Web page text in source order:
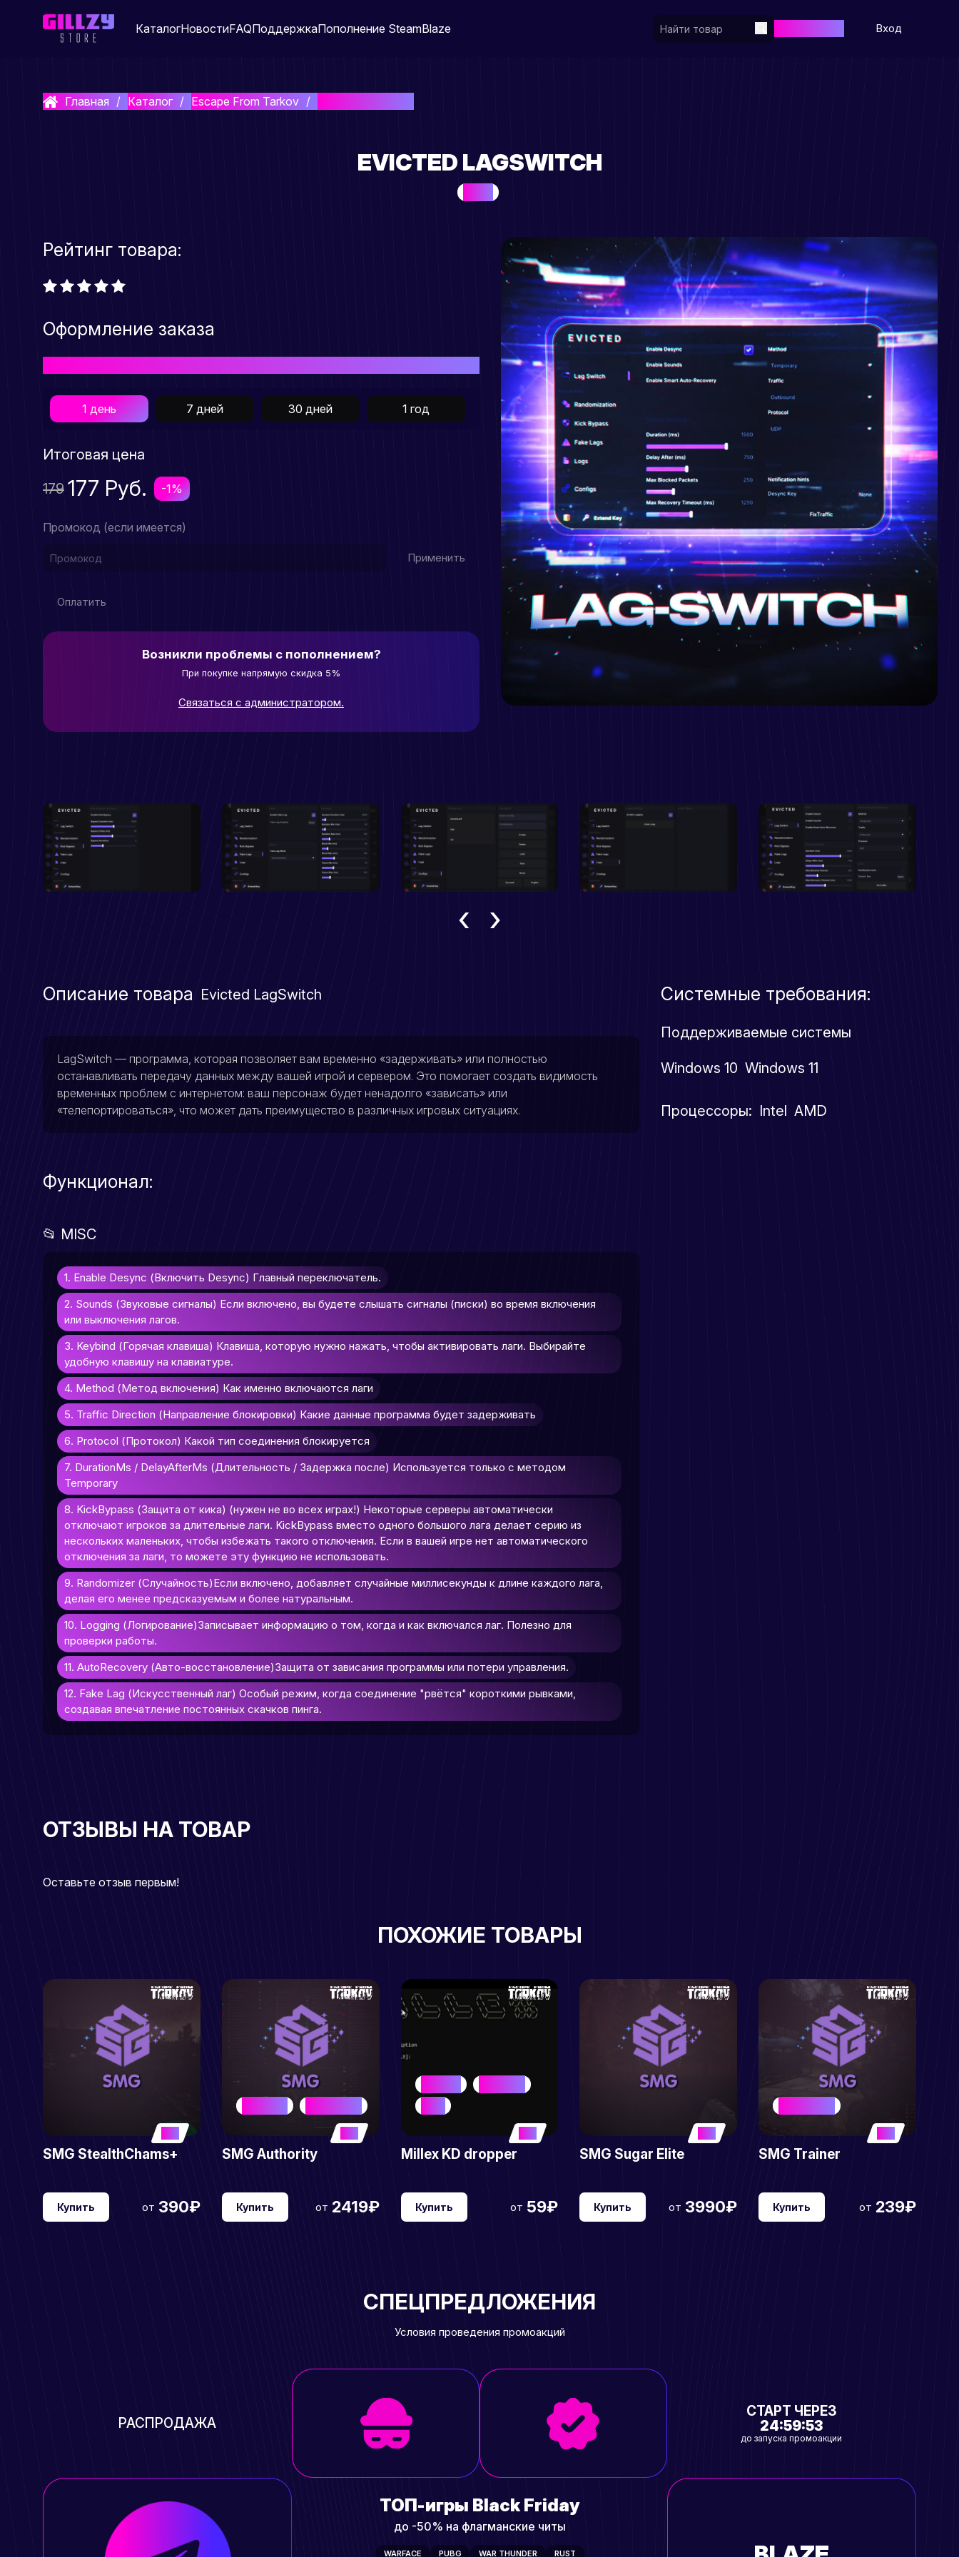
КаталогНовостиFAQПоддержкаПополнение SteamBlaze Вход
Главная Каталог Escape From Tarkov
EVICTED LAGSWITCH
Рейтинг товара:
Оформление заказа
1 день 7 дней 30 дней 1 год
Итоговая цена
179 177 Руб. -1%
Промокод (если имеется)
Применить
Оплатить
Возникли проблемы с пополнением?
При покупке напрямую скидка 5%
Связаться с администратором.
‹ ›
Описание товара Evicted LagSwitch
LagSwitch — программа, которая позволяет вам временно «задерживать» или полностью
останавливать передачу данных между вашей игрой и сервером. Это помогает создать видимость
временных проблем с интернетом: ваш персонаж будет ненадолго «зависать» или
«телепортироваться», что может дать преимущество в различных игровых ситуациях.
Функционал:
📂 MISC
1. Enable Desync (Включить Desync) Главный переключатель.
2. Sounds (Звуковые сигналы) Если включено, вы будете слышать сигналы (писки) во время включения
или выключения лагов.
3. Keybind (Горячая клавиша) Клавиша, которую нужно нажать, чтобы активировать лаги. Выбирайте
удобную клавишу на клавиатуре.
4. Method (Метод включения) Как именно включаются лаги
5. Traffic Direction (Направление блокировки) Какие данные программа будет задерживать
6. Protocol (Протокол) Какой тип соединения блокируется
7. DurationMs / DelayAfterMs (Длительность / Задержка после) Используется только с методом
Temporary
8. KickBypass (Защита от кика) (нужен не во всех играх!) Некоторые серверы автоматически
отключают игроков за длительные лаги. KickBypass вместо одного большого лага делает серию из
нескольких маленьких, чтобы избежать такого отключения. Если в вашей игре нет автоматического
отключения за лаги, то можете эту функцию не использовать.
9. Randomizer (Случайность)Если включено, добавляет случайные миллисекунды к длине каждого лага,
делая его менее предсказуемым и более натуральным.
10. Logging (Логирование)Записывает информацию о том, когда и как включался лаг. Полезно для
проверки работы.
11. AutoRecovery (Авто-восстановление)Защита от зависания программы или потери управления.
12. Fake Lag (Искусственный лаг) Особый режим, когда соединение "рвётся" короткими рывками,
создавая впечатление постоянных скачков пинга.
Системные требования:
Поддерживаемые системы
Windows 10 Windows 11
Процессоры: Intel AMD
ОТЗЫВЫ НА ТОВАР
Оставьте отзыв первым!
ПОХОЖИЕ ТОВАРЫ
SMG StealthChams+
Купить от 390₽
SMG Authority
Купить от 2419₽
Millex KD dropper
Купить от 59₽
SMG Sugar Elite
Купить от 3990₽
SMG Trainer
Купить от 239₽
СПЕЦПРЕДЛОЖЕНИЯ
Условия проведения промоакций
РАСПРОДАЖА
СТАРТ ЧЕРЕЗ
24:59:52
до запуска промоакции
ТОП-игры Black Friday
до -50% на флагманские читы
WARFACE PUBG WAR THUNDER RUST